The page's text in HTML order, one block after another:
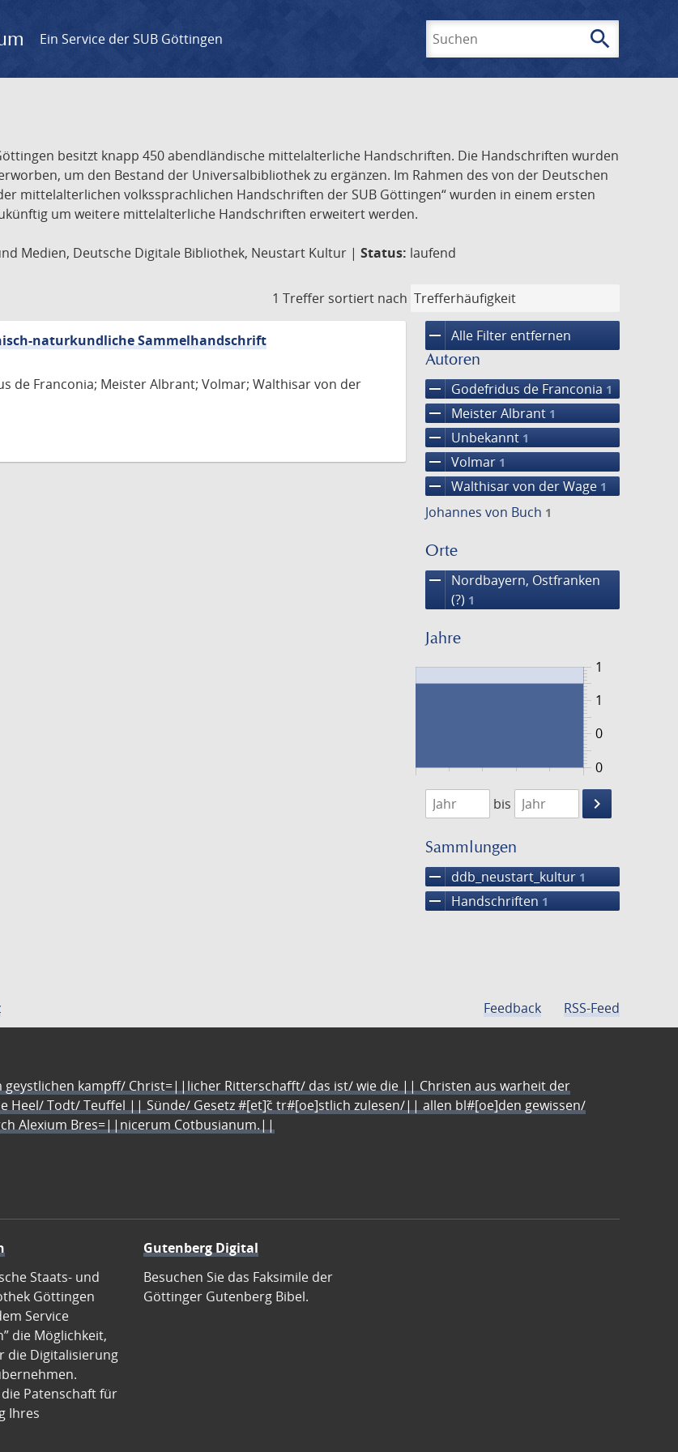
Ein Service der SUB Göttingen search
besitzt knapp 450 abendländische mittelalterliche Handschriften. Die Handschriften wurden
um den Bestand der Universalbibliothek zu ergänzen. Im Rahmen des von der Deutschen
mittelalterlichen volkssprachlichen Handschriften der SUB Göttingen“ wurden in einem ersten
um weitere mittelalterliche Handschriften erweitert werden.
Medien, Deutsche Digitale Bibliothek, Neustart Kultur | Status: laufend
1 Treffer sortiert nach
remove Alle Filter entfernen
Autoren
remove Godefridus de Franconia 1
remove Meister Albrant 1
remove Unbekannt 1
remove Volmar 1
remove Walthisar von der Wage 1
Johannes von Buch 1
Orte
remove
Nordbayern, Ostfranken
(?) 1
Jahre
0
1
0
1
1474
1475
bis
keyboard_arrow_right
Suche
Sammlungen
remove ddb_neustart_kultur 1
remove Handschriften 1
naturkundliche Sammelhandschrift
de Franconia; Meister Albrant; Volmar; Walthisar von der
Feedback RSS-Feed
kampff/ Christ=||licher Ritterschafft/ das ist/ wie die || Christen aus warheit der
Heel/ Todt/ Teuffel || Sünde/ Gesetz #[et]c̃ tr#[oe]stlich zulesen/|| allen bl#[oe]den gewissen/
Alexium Bres=||nicerum Cotbusianum.||
Staats- und
Göttingen
Service
die Möglichkeit,
die Digitalisierung
Patenschaft für
Ihres
Gutenberg Digital
Besuchen Sie das Faksimile der
Göttinger Gutenberg Bibel.